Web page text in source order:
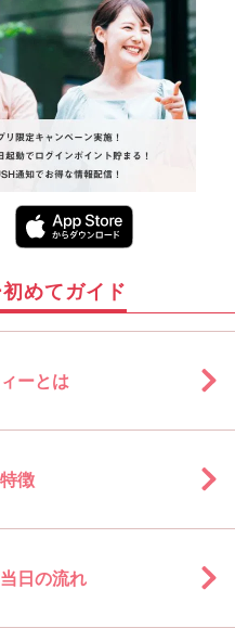
めてガイド
ーとは
徴
日の流れ